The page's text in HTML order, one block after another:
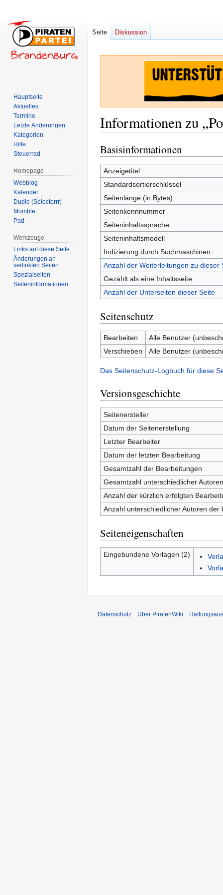
Informationen zu
Zur
Navigation
springen
Zur
Suche
springen
Basisinformationen
Anzeigetitel
Standardsortierschlüssel
Seitenlänge (in Bytes)
Seitenkennnummer
Seiteninhaltssprache
Seiteninhaltsmodell
Indizierung durch Suchmaschinen
Anzahl der Weiterleitungen zu dieser
Gezählt als eine Inhaltsseite
Anzahl der Unterseiten dieser Seite
Seitenschutz
Bearbeiten
Alle Benutzer
Verschieben
Alle Benutzer
Das Seitenschutz-Logbuch für diese
Versionsgeschichte
Seitenersteller
Datum der Seitenerstellung
Letzter Bearbeiter
Datum der letzten Bearbeitung
Gesamtzahl der Bearbeitungen
Gesamtzahl unterschiedlicher Autoren
Anzahl der kürzlich erfolgten
Anzahl unterschiedlicher Autoren
Seiteneigenschaften
Eingebundene Vorlagen (2)
Seite Diskussion
Hauptseite
Aktuelles
Termine
Letzte Änderungen
Kategorien
Hilfe
Steuerrad
Homepage
Webblog
Kalender
Dudle (Selectorrr)
Mumble
Pad
Werkzeuge
Links auf diese Seite
Änderungen an
verlinkten Seiten
Spezialseiten
Seiten­­informationen
Datenschutz Über PiratenWiki